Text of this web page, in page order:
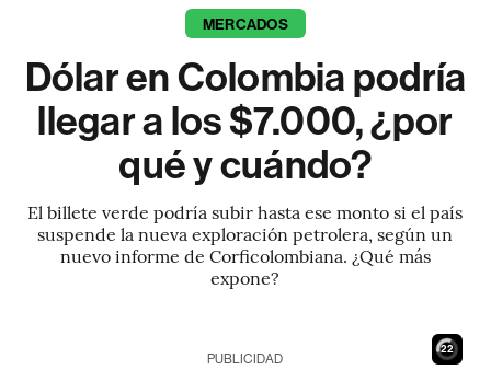
MERCADOS
Dólar en Colombia podría
llegar a los $7.000, ¿por
qué y cuándo?
El billete verde podría subir hasta ese monto si el país
suspende la nueva exploración petrolera, según un
nuevo informe de Corficolombiana. ¿Qué más
expone?
20
PUBLICIDAD